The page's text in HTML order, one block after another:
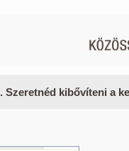
Szeretnéd kibővíteni a